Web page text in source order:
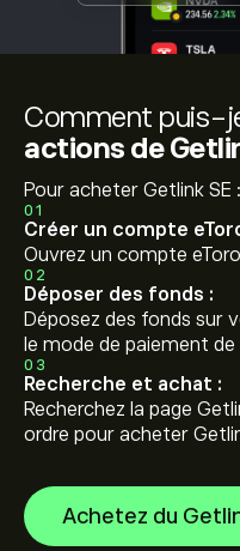
Comment puis-
actions de
Pour acheter Getlink SE :
01
Créer un compte
Ouvrez un compte
02
Déposer des fonds :
Déposez des fonds sur
le mode de paiement
03
Recherche et achat :
Recherchez la page
ordre pour acheter
Achetez du